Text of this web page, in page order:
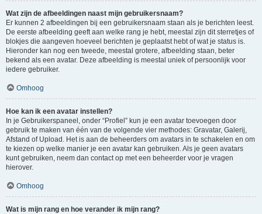
Wat zijn de afbeeldingen naast mijn gebruikersnaam?
Er kunnen 2 afbeeldingen bij een gebruikersnaam staan als je berichten leest.
De eerste afbeelding geeft aan welke rang je hebt, meestal zijn dit sterretjes of
blokjes die aangeven hoeveel berichten je geplaatst hebt of wat je status is.
Hieronder kan nog een tweede, meestal grotere, afbeelding staan, beter
bekend als een avatar. Deze afbeelding is meestal uniek of persoonlijk voor
iedere gebruiker.
Omhoog
Hoe kan ik een avatar instellen?
In je Gebruikerspaneel, onder “Profiel” kun je een avatar toevoegen door
gebruik te maken van één van de volgende vier methodes: Gravatar, Galerij,
Afstand of Upload. Het is aan de beheerders om avatars in te schakelen en om
te kiezen op welke manier je een avatar kan gebruiken. Als je geen avatars
kunt gebruiken, neem dan contact op met een beheerder voor je vragen
hierover.
Omhoog
Wat is mijn rang en hoe verander ik mijn rang?